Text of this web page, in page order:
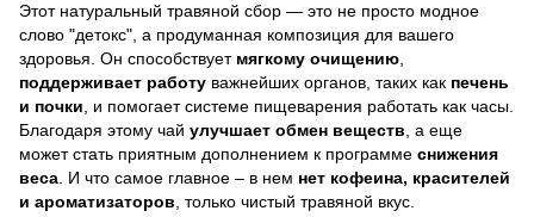
Этот натуральный травяной сбор — это не просто модное
слово "детокс", а продуманная композиция для вашего
здоровья. Он способствует мягкому очищению,
поддерживает работу важнейших органов, таких как печень
и почки, и помогает системе пищеварения работать как часы.
Благодаря этому чай улучшает обмен веществ, а еще
может стать приятным дополнением к программе снижения
веса. И что самое главное – в нем нет кофеина, красителей
и ароматизаторов, только чистый травяной вкус.